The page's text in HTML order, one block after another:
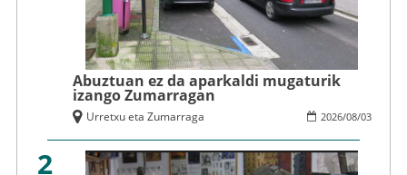
Abuztuan ez da aparkaldi mugaturik
izango Zumarragan
2026/08/03
Urretxu eta Zumarraga
2